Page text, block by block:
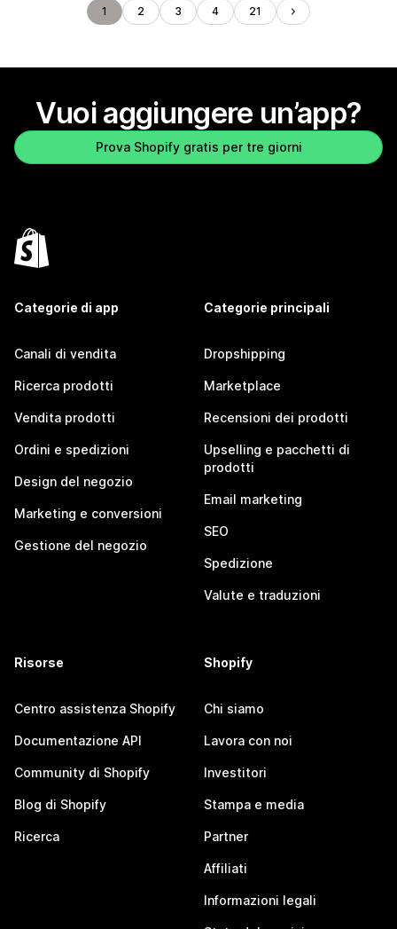
1 2 3 4 21
Vuoi aggiungere un’app?
Prova Shopify gratis per tre giorni
Categorie di app
Canali di vendita
Ricerca prodotti
Vendita prodotti
Ordini e spedizioni
Design del negozio
Marketing e conversioni
Gestione del negozio
Categorie principali
Dropshipping
Marketplace
Recensioni dei prodotti
Upselling e pacchetti di
prodotti
Email marketing
SEO
Spedizione
Valute e traduzioni
Risorse
Centro assistenza Shopify
Documentazione API
Community di Shopify
Blog di Shopify
Ricerca
Shopify
Chi siamo
Lavora con noi
Investitori
Stampa e media
Partner
Affiliati
Informazioni legali